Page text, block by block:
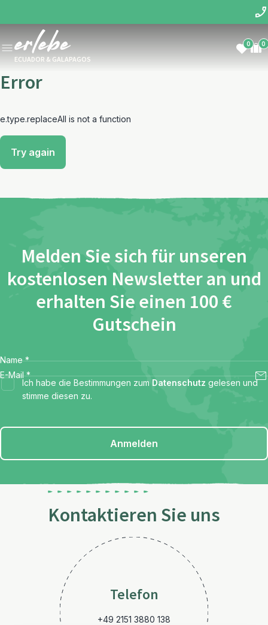
ECUADOR & GALAPAGOS
0 0
Error
e.type.replaceAll is not a function
Try again
Melden Sie sich für unseren
kostenlosen Newsletter an und
erhalten Sie einen 100 €
Gutschein
Name *
E-Mail *
Ich habe die Bestimmungen zum Datenschutz gelesen und
stimme diesen zu.
Anmelden
Kontaktieren Sie uns
Telefon
+49 2151 3880 138